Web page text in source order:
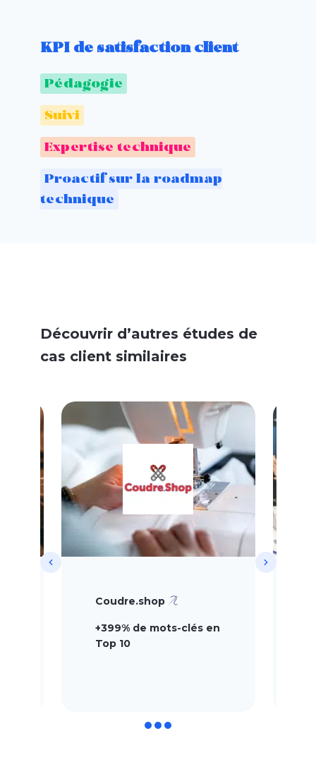
KPI de satisfaction client
Pédagogie
Suivi
Expertise technique
Proactif sur la roadmap
technique
Découvrir d’autres études de
cas client similaires
Coudre.shop
+399% de mots-clés en
Top 10